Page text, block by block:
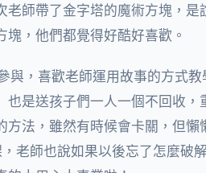
師帶了金字塔的魔術方塊，是
，他們都覺得好酷好喜歡。
與，喜歡老師運用故事的方式教
是送孩子們一人一個不回收，
法，雖然有時候會卡關，但懶
老師也說如果以後忘了怎麼破